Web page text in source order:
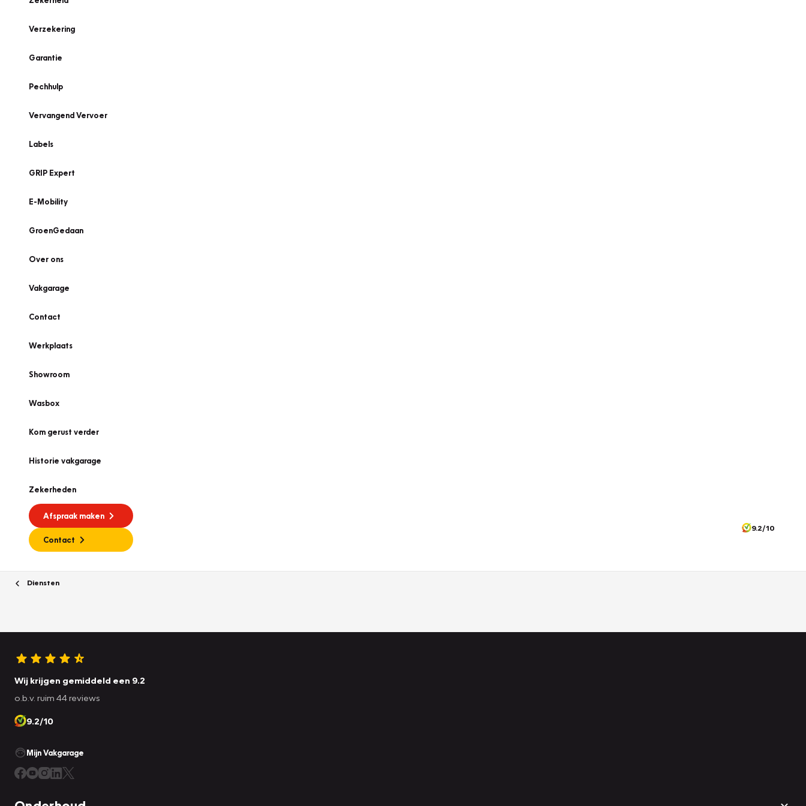
Verzekering
Garantie
Pechhulp
Vervangend Vervoer
Labels
GRIP Expert
E-Mobility
GroenGedaan
Over ons
Vakgarage
Contact
Werkplaats
Showroom
Wasbox
Kom gerust verder
Historie vakgarage
Zekerheden
Afspraak maken
Contact
9.2/10
Diensten
Wij krijgen gemiddeld een 9.2
o.b.v. ruim 44 reviews
9.2/10
Mijn Vakgarage